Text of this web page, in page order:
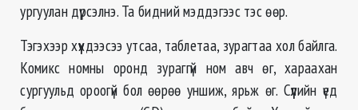
ургуулан дүрсэлнэ. Та бидний мэддэгээс тэс өөр.
Тэгэхээр хүүхдээсээ утсаа, таблетаа, зурагтаа хол байлга.
Комикс номны оронд зураггүй ном авч өг, хараахан
сургуульд ороогүй бол өөрөө уншиж, ярьж өг. Сүүлийн үед